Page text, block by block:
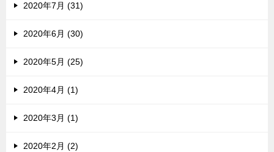
2020年7月 (31)
2020年6月 (30)
2020年5月 (25)
2020年4月 (1)
2020年3月 (1)
2020年2月 (2)